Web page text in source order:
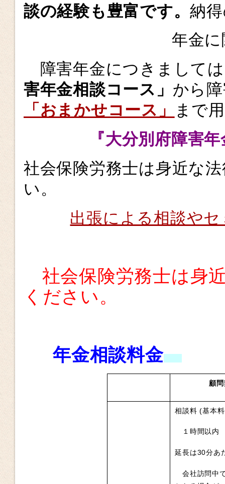
談の経験も豊富です。納
年金
障害年金につきまして
害年金相談コース」 から
「おまかせコース」
まで
『大分別府障害
社会保険労務士は身近な
い。
出張による相談や
社会保険労務士は身
ください。
年金相談料金
顧
相談料 (基本
１時間以内
延長は30分
会社訪問中